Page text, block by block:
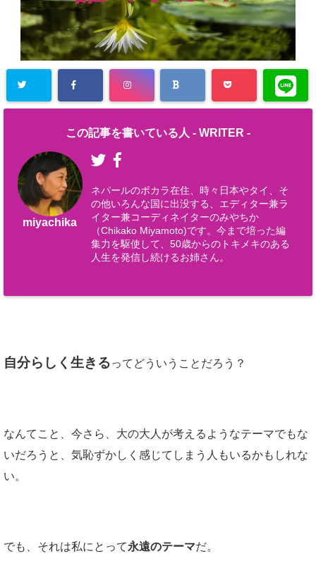
この記事を書いている人 - WRITER -
miyachika
ネパールのポカラ在住、時々日本やタイ、そ
の他いろんな国に出没する、エディター兼ラ
イター兼コーディネイターのみやちか
（Chikako Miyamoto)です。今まで培った編
集力を駆使して、50歳からのトキメキのある
人生を発信し続けるお姉さん。
自分らしく生きるってどういうことだろう？
なんてこと、今さら、大の大人が考えるようなテーマでもな
いだろうと、気恥ずかしく感じてしまう人もいるかもしれな
い。
でも、それは私にとって永遠のテーマだ。